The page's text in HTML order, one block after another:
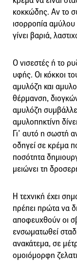
κοκκώδης. Αν το
ισορροπία
γίνει βαριά,
Ο νισεστές ή το
υφής. Οι κόκκοι
αμυλόζη και
θέρμανση,
αμυλόζη
αμυλοπηκτίνη
Γι’ αυτό η σωστή
οδηγεί σε κρέμα
ποσότητα
μειώνει τη
Η τεχνική έχει
πρέπει πρώτα να
αποφευχθούν οι
ενσωματωθεί
ανακάτεμα, σε
ομοιόμορφη